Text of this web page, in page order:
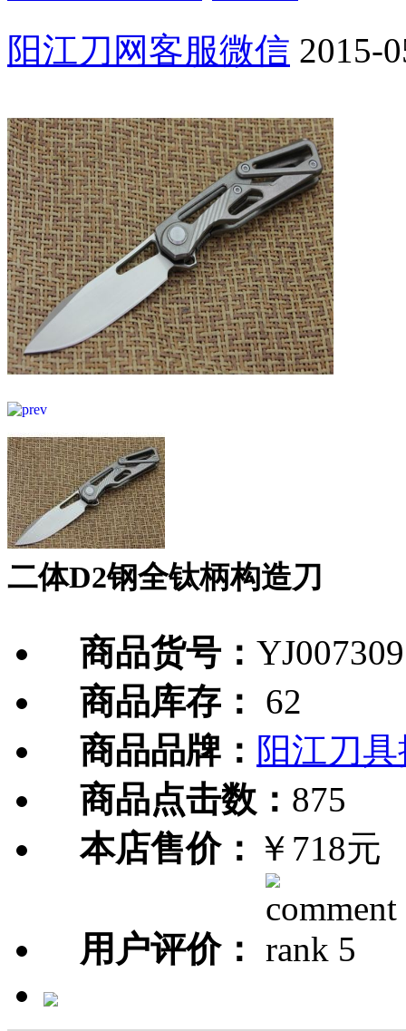
阳江刀网客服微信 2015-
二体D2钢全钛柄构造刀
商品货号： YJ007309
商品库存：
62
商品品牌： 阳江刀
商品点击数： 875
本店售价： ￥718元
用户评价：